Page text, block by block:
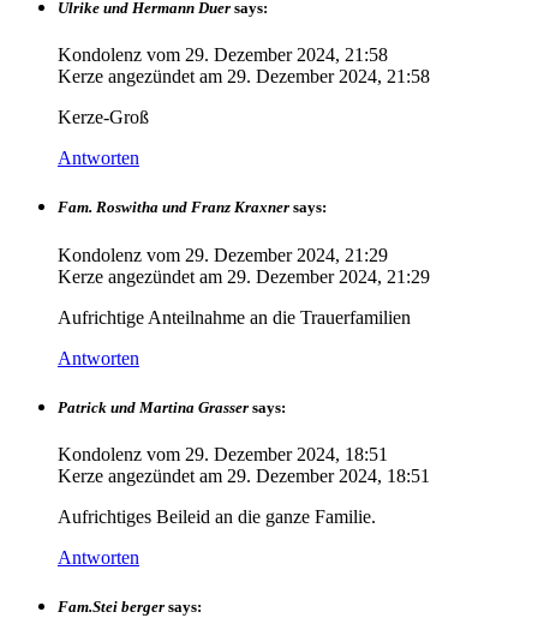
Ulrike und Hermann Duer says:
Kondolenz vom 29. Dezember 2024, 21:58
Kerze angezündet am 29. Dezember 2024, 21:58
Kerze-Groß
Antworten
Fam. Roswitha und Franz Kraxner says:
Kondolenz vom 29. Dezember 2024, 21:29
Kerze angezündet am 29. Dezember 2024, 21:29
Aufrichtige Anteilnahme an die Trauerfamilien
Antworten
Patrick und Martina Grasser says:
Kondolenz vom 29. Dezember 2024, 18:51
Kerze angezündet am 29. Dezember 2024, 18:51
Aufrichtiges Beileid an die ganze Familie.
Antworten
Fam.Stei berger says: